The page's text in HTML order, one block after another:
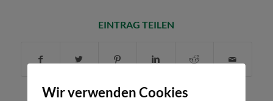
EINTRAG TEILEN
Wir verwenden Cookies